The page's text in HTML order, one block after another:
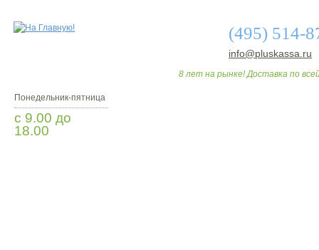
(495) 514-
info@pluskassa.ru
8 лет на рынке! Доставка по
Понедельник-пятница
с 9.00 до
18.00